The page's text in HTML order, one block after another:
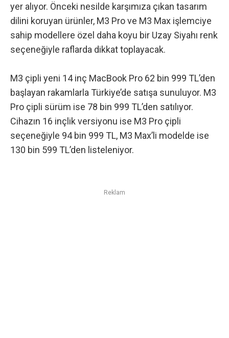
yer alıyor. Önceki nesilde karşımıza çıkan tasarım
dilini koruyan ürünler, M3 Pro ve M3 Max işlemciye
sahip modellere özel daha koyu bir Uzay Siyahı renk
seçeneğiyle raflarda dikkat toplayacak.
M3 çipli yeni 14 inç MacBook Pro 62 bin 999 TL’den
başlayan rakamlarla Türkiye’de satışa sunuluyor. M3
Pro çipli sürüm ise 78 bin 999 TL’den satılıyor.
Cihazın 16 inçlik versiyonu ise M3 Pro çipli
seçeneğiyle 94 bin 999 TL, M3 Max’li modelde ise
130 bin 599 TL’den listeleniyor.
Reklam